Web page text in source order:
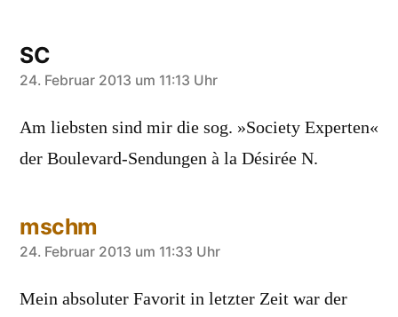
SC
sagt:
24. Februar 2013 um 11:13 Uhr
Am liebsten sind mir die sog. »Society Experten«
der Boulevard-Sendungen à la Désirée N.
mschm
sagt:
24. Februar 2013 um 11:33 Uhr
Mein absoluter Favorit in letzter Zeit war der